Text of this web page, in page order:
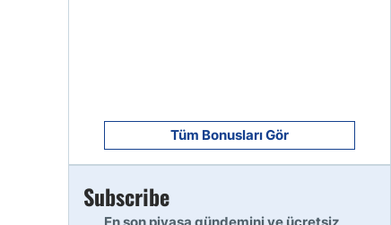
10
Tüm Bonusları Gör
Subscribe